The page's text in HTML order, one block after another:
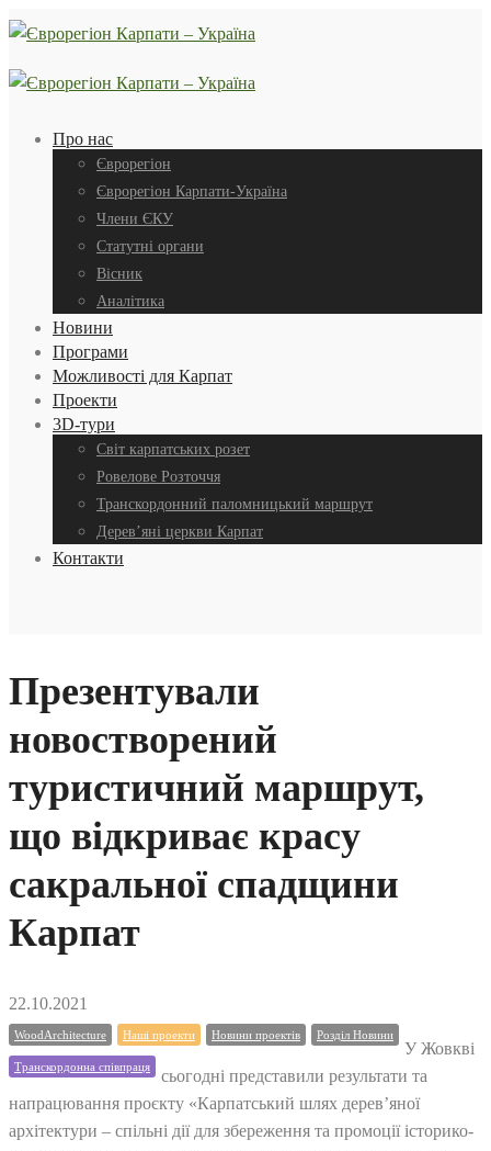
Про нас
Єврорегіон
Єврорегіон Карпати-Україна
Члени ЄКУ
Статутні органи
Вісник
Аналітика
Новини
Програми
Можливості для Карпат
Проекти
3D-тури
Світ карпатських розет
Ровелове Розточчя
Транскордонний паломницький маршрут
Дерев’яні церкви Карпат
Контакти
Презентували
новостворений
туристичний маршрут,
що відкриває красу
сакральної спадщини
Карпат
22.10.2021
WoodArchitecture Наші проекти Новини проектів Розділ Новини
Транскордонна співпраця
У Жовкві
сьогодні представили результати та
напрацювання проєкту «Карпатський шлях дерев’яної
архітектури – спільні дії для збереження та промоції історико-